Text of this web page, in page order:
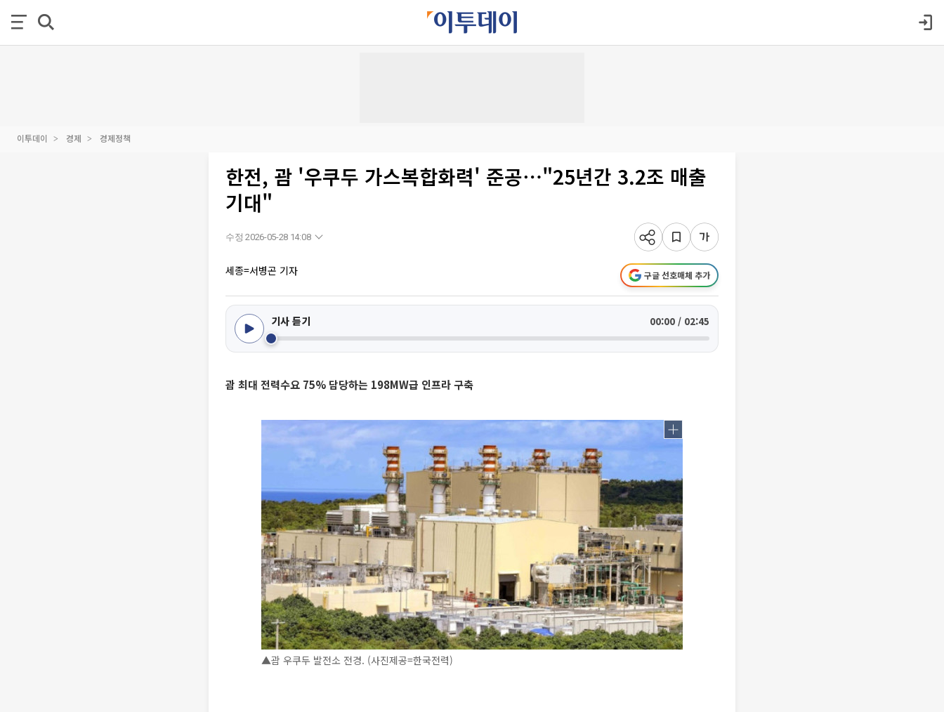
이투데이 경제 경제정책
한전, 괌 '우쿠두 가스복합화력' 준공⋯"25년간 3.2조 매출
기대"
수정 2026-05-28 14:08
세종=서병곤 기자 구글 선호매체 추가
기사 듣기 00:00 / 02:45
괌 최대 전력수요 75% 담당하는 198MW급 인프라 구축
▲괌 우쿠두 발전소 전경. (사진제공=한국전력)